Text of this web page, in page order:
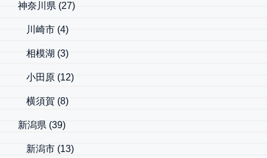
神奈川県 (27)
川崎市 (4)
相模湖 (3)
小田原 (12)
横須賀 (8)
新潟県 (39)
新潟市 (13)